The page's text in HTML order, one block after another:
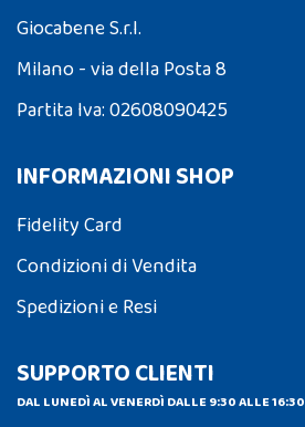
Giocabene S.r.l.
Milano - via della Posta 8
Partita Iva: 02608090425
INFORMAZIONI SHOP
Fidelity Card
Condizioni di Vendita
Spedizioni e Resi
SUPPORTO CLIENTI
DAL LUNEDÌ AL VENERDÌ DALLE 9:30 ALLE 16:30